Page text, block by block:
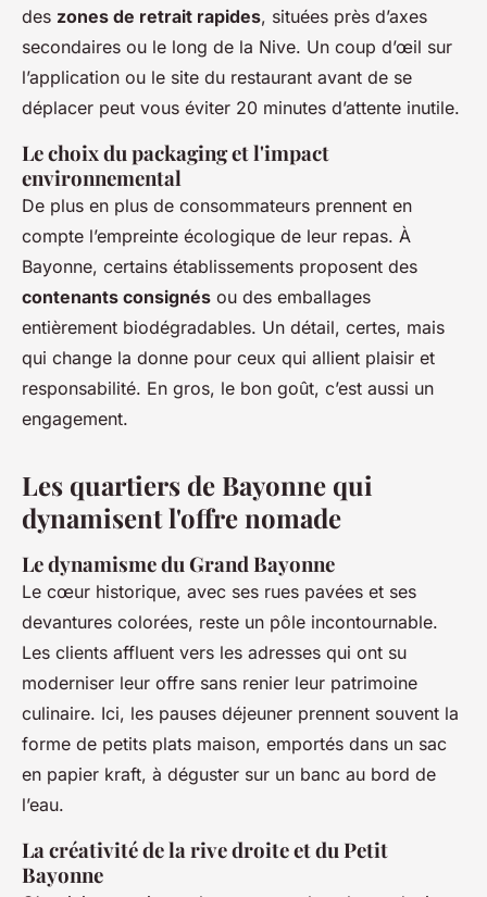
des zones de retrait rapides, situées près d’axes
secondaires ou le long de la Nive. Un coup d’œil sur
l’application ou le site du restaurant avant de se
déplacer peut vous éviter 20 minutes d’attente inutile.
Le choix du packaging et l'impact
environnemental
De plus en plus de consommateurs prennent en
compte l’empreinte écologique de leur repas. À
Bayonne, certains établissements proposent des
contenants consignés ou des emballages
entièrement biodégradables. Un détail, certes, mais
qui change la donne pour ceux qui allient plaisir et
responsabilité. En gros, le bon goût, c’est aussi un
engagement.
Les quartiers de Bayonne qui
dynamisent l'offre nomade
Le dynamisme du Grand Bayonne
Le cœur historique, avec ses rues pavées et ses
devantures colorées, reste un pôle incontournable.
Les clients affluent vers les adresses qui ont su
moderniser leur offre sans renier leur patrimoine
culinaire. Ici, les pauses déjeuner prennent souvent la
forme de petits plats maison, emportés dans un sac
en papier kraft, à déguster sur un banc au bord de
l’eau.
La créativité de la rive droite et du Petit
Bayonne